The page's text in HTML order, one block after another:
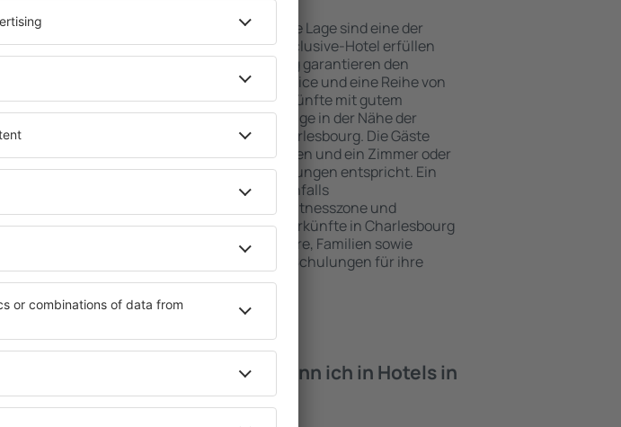
Umfassender Service und eine attraktive Lage sind eine der
wichtigsten Bedingungen, die ein All-Inclusive-Hotel erfüllen
muss. Die besten Hotels in Charlesbourg garantieren den
Hotelgästen einen hervorragenden Service und eine Reihe von
Annehmlichkeiten. Hochwertige Unterkünfte mit gutem
Standard bieten eine ausgezeichnete Lage in der Nähe der
wichtigsten Sehenswürdigkeiten in Charlesbourg. Die Gäste
können die kostenlosen Parkplätze nutzen und ein Zimmer oder
Apartment auswählen, das ihren Erwartungen entspricht. Ein
Hotel mit hohem Standard umfasst ebenfalls
abwechslungsreiches Menü, SPA oder Fitnesszone und
Attraktionen für Kinder. Die besten Unterkünfte in Charlesbourg
sind eine hervorragende Lösung für Paare, Familien sowie
Personen, die geschäftlich reisen oder Schulungen für ihre
Mitarbeiter organisieren möchten.
Welche Annehmlichkeiten kann ich in Hotels in
in Charlesbourg finden?